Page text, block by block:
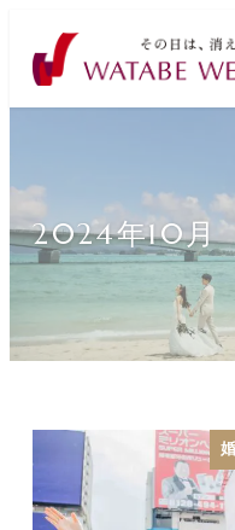
2024年10月